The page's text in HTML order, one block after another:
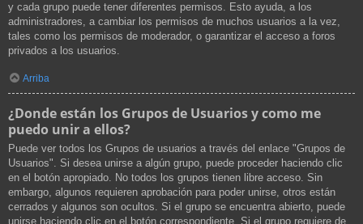
y cada grupo puede tener diferentes permisos. Esto ayuda, a los
administradores, a cambiar los permisos de muchos usuarios a la vez,
tales como los permisos de moderador, o garantizar el acceso a foros
privados a los usuarios.
Arriba
¿Donde están los Grupos de Usuarios y como me
puedo unir a ellos?
Puede ver todos los Grupos de usuarios a través del enlace "Grupos de
Usuarios". Si desea unirse a algún grupo, puede proceder haciendo clic
en el botón apropiado. No todos los grupos tienen libre acceso. Sin
embargo, algunos requieren aprobación para poder unirse, otros están
cerrados y algunos son ocultos. Si el grupo se encuentra abierto, puede
unirse haciendo clic en el botón correspondiente. Si el grupo requiere de